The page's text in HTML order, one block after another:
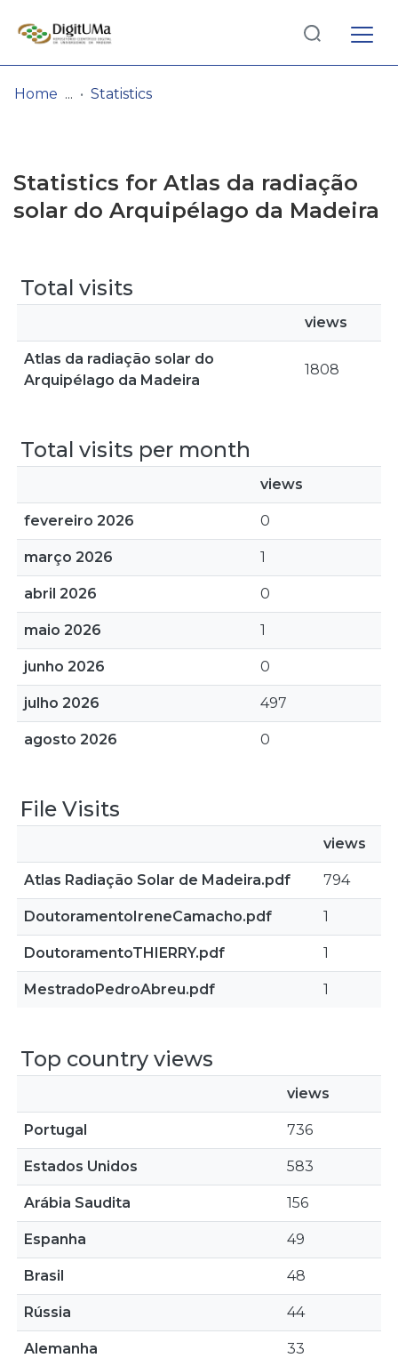
Browse repository
Log
In(current)
Home Statistics
Statistics for Atlas da radiação
solar do Arquipélago da Madeira
Total visits
views
Atlas da radiação solar do
Arquipélago da Madeira
1808
Total visits per month
views
fevereiro 2026 0
março 2026 1
abril 2026 0
maio 2026 1
junho 2026 0
julho 2026 497
agosto 2026 0
File Visits
views
Atlas Radiação Solar de Madeira.pdf 794
DoutoramentoIreneCamacho.pdf 1
DoutoramentoTHIERRY.pdf 1
MestradoPedroAbreu.pdf 1
Top country views
views
Portugal 736
Estados Unidos 583
Arábia Saudita 156
Espanha 49
Brasil 48
Rússia 44
Alemanha 33